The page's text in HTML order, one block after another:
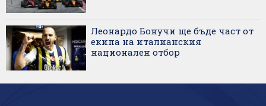
Леонардо Бонучи ще бъде част от
екипа на италианския
национален отбор